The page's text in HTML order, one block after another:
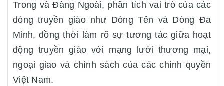
Trong và Đàng Ngoài, phân tích vai trò của các
dòng truyền giáo như Dòng Tên và Dòng Đa
Minh, đồng thời làm rõ sự tương tác giữa hoạt
động truyền giáo với mạng lưới thương mại,
ngoại giao và chính sách của các chính quyền
Việt Nam.